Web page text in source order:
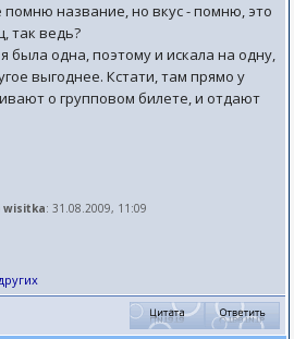
название, но вкус - помню, это
так ведь?
была одна, поэтому и искала на одну,
выгоднее. Кстати, там прямо у
о групповом билете, и отдают
wisitka: 31.08.2009, 11:09